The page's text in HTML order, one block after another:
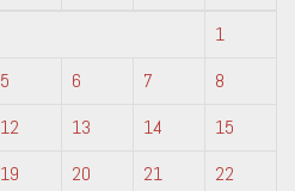
1
5 6 7
8
12 13 14
15
19 20 21
22